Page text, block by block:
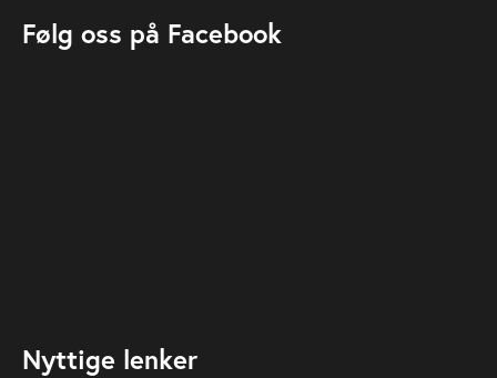
Følg oss på Facebook
Nyttige lenker